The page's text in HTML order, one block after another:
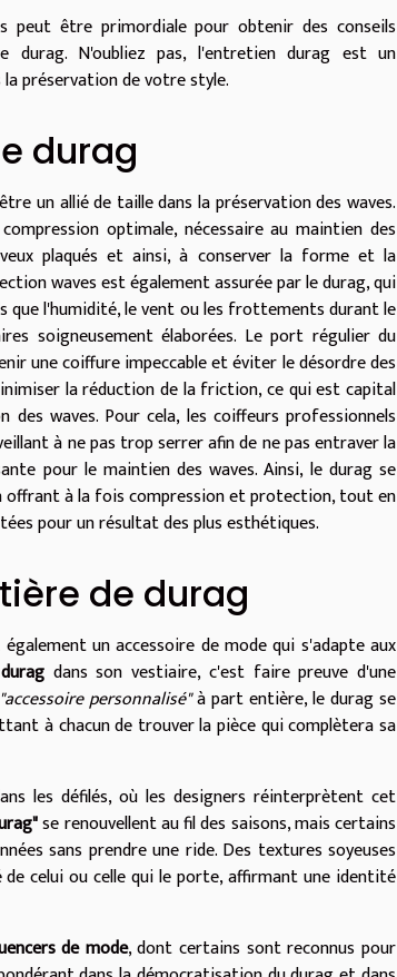
peut être primordiale pour obtenir des conseils
durag. N'oubliez pas, l'entretien durag est un
préservation de votre style.
durag
un allié de taille dans la préservation des waves.
optimale, nécessaire au maintien des
plaqués et ainsi, à conserver la forme et la
waves est également assurée par le durag, qui
l'humidité, le vent ou les frottements durant le
soigneusement élaborées. Le port régulier du
une coiffure impeccable et éviter le désordre des
la réduction de la friction, ce qui est capital
waves. Pour cela, les coiffeurs professionnels
à ne pas trop serrer afin de ne pas entraver la
pour le maintien des waves. Ainsi, le durag se
offrant à la fois compression et protection, tout en
pour un résultat des plus esthétiques.
de durag
un accessoire de mode qui s'adapte aux
duragdans son vestiaire, c'est faire preuve d'une
"accessoire personnalisé"à part entière, le durag se
à chacun de trouver la pièce qui complètera sa
les défilés, où les designers réinterprètent cet
se renouvellent au fil des saisons, mais certains
sans prendre une ride. Des textures soyeuses
celui ou celle qui le porte, affirmant une identité
de mode, dont certains sont reconnus pour